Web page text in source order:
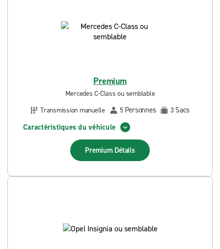
Premium
Mercedes C-Class ou semblable
Transmission manuelle
5 Personnes 3 Sacs
Caractéristiques du véhicule
Premium Détails